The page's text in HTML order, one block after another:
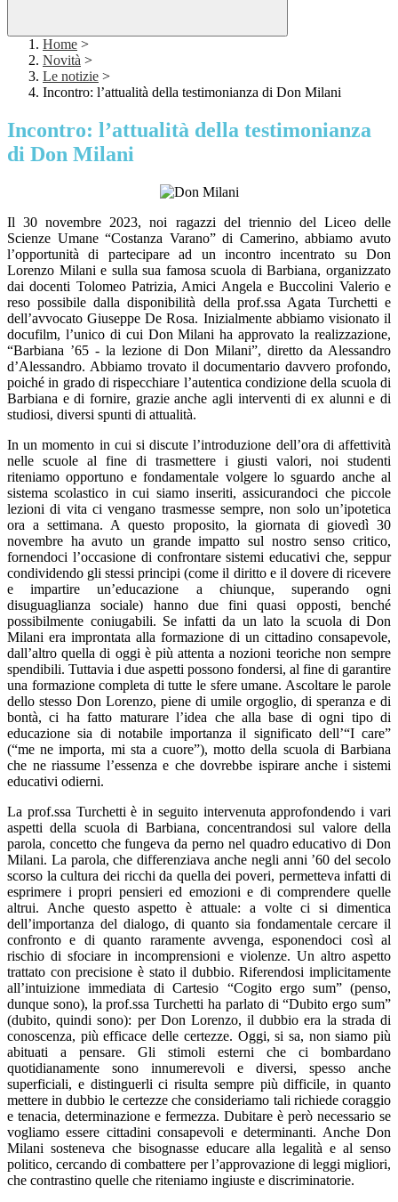
Home >
Novità >
Le notizie >
Incontro: l’attualità della testimonianza di Don Milani
Incontro: l’attualità della testimonianza
di Don Milani
Il 30 novembre 2023, noi ragazzi del triennio del Liceo delle
Scienze Umane “Costanza Varano” di Camerino, abbiamo avuto
l’opportunità di partecipare ad un incontro incentrato su Don
Lorenzo Milani e sulla sua famosa scuola di Barbiana, organizzato
dai docenti Tolomeo Patrizia, Amici Angela e Buccolini Valerio e
reso possibile dalla disponibilità della prof.ssa Agata Turchetti e
dell’avvocato Giuseppe De Rosa. Inizialmente abbiamo visionato il
docufilm, l’unico di cui Don Milani ha approvato la realizzazione,
“Barbiana ’65 - la lezione di Don Milani”, diretto da Alessandro
d’Alessandro. Abbiamo trovato il documentario davvero profondo,
poiché in grado di rispecchiare l’autentica condizione della scuola di
Barbiana e di fornire, grazie anche agli interventi di ex alunni e di
studiosi, diversi spunti di attualità.
In un momento in cui si discute l’introduzione dell’ora di affettività
nelle scuole al fine di trasmettere i giusti valori, noi studenti
riteniamo opportuno e fondamentale volgere lo sguardo anche al
sistema scolastico in cui siamo inseriti, assicurandoci che piccole
lezioni di vita ci vengano trasmesse sempre, non solo un’ipotetica
ora a settimana. A questo proposito, la giornata di giovedì 30
novembre ha avuto un grande impatto sul nostro senso critico,
fornendoci l’occasione di confrontare sistemi educativi che, seppur
condividendo gli stessi principi (come il diritto e il dovere di ricevere
e impartire un’educazione a chiunque, superando ogni
disuguaglianza sociale) hanno due fini quasi opposti, benché
possibilmente coniugabili. Se infatti da un lato la scuola di Don
Milani era improntata alla formazione di un cittadino consapevole,
dall’altro quella di oggi è più attenta a nozioni teoriche non sempre
spendibili. Tuttavia i due aspetti possono fondersi, al fine di garantire
una formazione completa di tutte le sfere umane. Ascoltare le parole
dello stesso Don Lorenzo, piene di umile orgoglio, di speranza e di
bontà, ci ha fatto maturare l’idea che alla base di ogni tipo di
educazione sia di notabile importanza il significato dell’“I care”
(“me ne importa, mi sta a cuore”), motto della scuola di Barbiana
che ne riassume l’essenza e che dovrebbe ispirare anche i sistemi
educativi odierni.
La prof.ssa Turchetti è in seguito intervenuta approfondendo i vari
aspetti della scuola di Barbiana, concentrandosi sul valore della
parola, concetto che fungeva da perno nel quadro educativo di Don
Milani. La parola, che differenziava anche negli anni ’60 del secolo
scorso la cultura dei ricchi da quella dei poveri, permetteva infatti di
esprimere i propri pensieri ed emozioni e di comprendere quelle
altrui. Anche questo aspetto è attuale: a volte ci si dimentica
dell’importanza del dialogo, di quanto sia fondamentale cercare il
confronto e di quanto raramente avvenga, esponendoci così al
rischio di sfociare in incomprensioni e violenze. Un altro aspetto
trattato con precisione è stato il dubbio. Riferendosi implicitamente
all’intuizione immediata di Cartesio “Cogito ergo sum” (penso,
dunque sono), la prof.ssa Turchetti ha parlato di “Dubito ergo sum”
(dubito, quindi sono): per Don Lorenzo, il dubbio era la strada di
conoscenza, più efficace delle certezze. Oggi, si sa, non siamo più
abituati a pensare. Gli stimoli esterni che ci bombardano
quotidianamente sono innumerevoli e diversi, spesso anche
superficiali, e distinguerli ci risulta sempre più difficile, in quanto
mettere in dubbio le certezze che consideriamo tali richiede coraggio
e tenacia, determinazione e fermezza. Dubitare è però necessario se
vogliamo essere cittadini consapevoli e determinanti. Anche Don
Milani sosteneva che bisognasse educare alla legalità e al senso
politico, cercando di combattere per l’approvazione di leggi migliori,
che contrastino quelle che riteniamo ingiuste e discriminatorie.